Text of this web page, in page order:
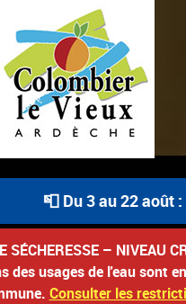
📮 Du 3 au 22 août
SÉCHERESSE – NIVEAU
des usages de l'eau sont
Consulter les